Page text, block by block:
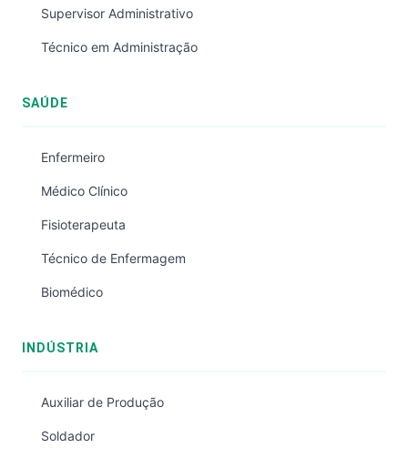
Supervisor Administrativo
Técnico em Administração
SAÚDE
Enfermeiro
Médico Clínico
Fisioterapeuta
Técnico de Enfermagem
Biomédico
INDÚSTRIA
Auxiliar de Produção
Soldador